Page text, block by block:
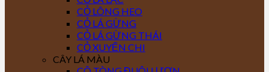
CỎ LÔNG HEO
CỎ LÁ GỪNG
CỎ LÁ GỪNG THÁI
CỎ XUYẾN CHI
CÂY LÁ MÀU